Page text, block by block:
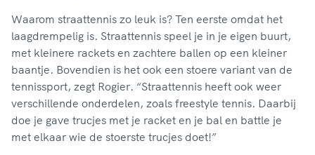
Waarom straattennis zo leuk is? Ten eerste omdat het
laagdrempelig is. Straattennis speel je in je eigen buurt,
met kleinere rackets en zachtere ballen op een kleiner
baantje. Bovendien is het ook een stoere variant van de
tennissport, zegt Rogier. “Straattennis heeft ook weer
verschillende onderdelen, zoals freestyle tennis. Daarbij
doe je gave trucjes met je racket en je bal en battle je
met elkaar wie de stoerste trucjes doet!”